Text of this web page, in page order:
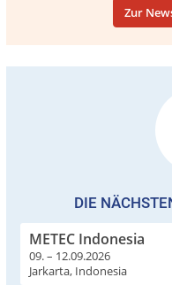
Zur
DIE
METEC Indonesia
09. – 12.09.2026
Jarkarta, Indonesia